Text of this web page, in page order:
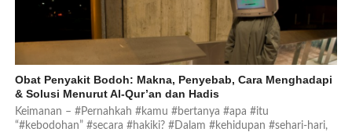
Obat Penyakit Bodoh: Makna, Penyebab, Cara Menghadapi
& Solusi Menurut Al-Qur’an dan Hadis
Keimanan – #Pernahkah #kamu #bertanya #apa #itu
“#kebodohan” #secara #hakiki? #Dalam #kehidupan #sehari-hari,